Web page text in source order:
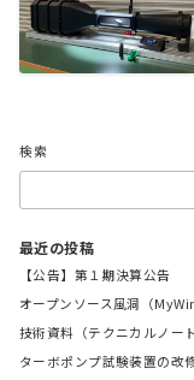
検索
最近の投稿
【公告】第１期決算公告
オープンソース風洞（
技術資料（テクニカルノー
ターボポンプ試験装置の改